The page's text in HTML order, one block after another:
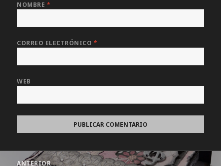
NOMBRE *
CORREO ELECTRÓNICO *
WEB
Navegación
ANTERIOR